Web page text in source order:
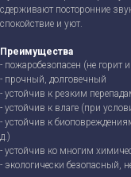
сдерживают посторонние
спокойствие и уют.
Преимущества
- пожаробезопасен (не горит
- прочный, долговечный
- устойчив к резким
- устойчив к влаге (при
- устойчив к
д.)
- устойчив ко многим
- экологически безопасный,